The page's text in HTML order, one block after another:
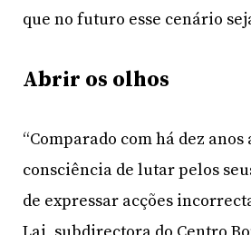
que no futuro esse cenário
Abrir os olhos
“Comparado com há dez
consciência de lutar pelos
de expressar acções